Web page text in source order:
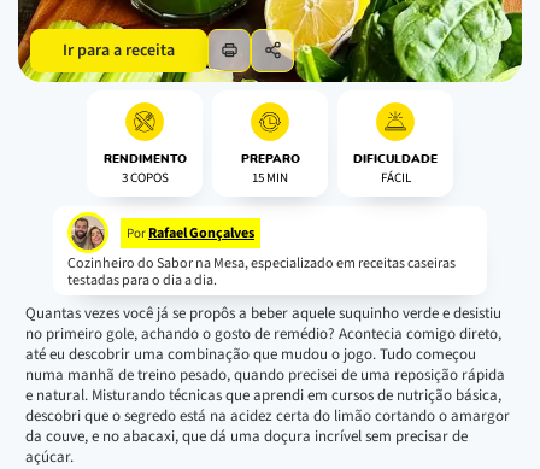
Ir para a receita
RENDIMENTO
3 COPOS
PREPARO
15 MIN
DIFICULDADE
FÁCIL
Por Rafael Gonçalves
Cozinheiro do Sabor na Mesa, especializado em receitas caseiras
testadas para o dia a dia.
Quantas vezes você já se propôs a beber aquele suquinho verde e desistiu
no primeiro gole, achando o gosto de remédio? Acontecia comigo direto,
até eu descobrir uma combinação que mudou o jogo. Tudo começou
numa manhã de treino pesado, quando precisei de uma reposição rápida
e natural. Misturando técnicas que aprendi em cursos de nutrição básica,
descobri que o segredo está na acidez certa do limão cortando o amargor
da couve, e no abacaxi, que dá uma doçura incrível sem precisar de
açúcar.